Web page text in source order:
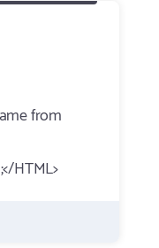
from
HTML>